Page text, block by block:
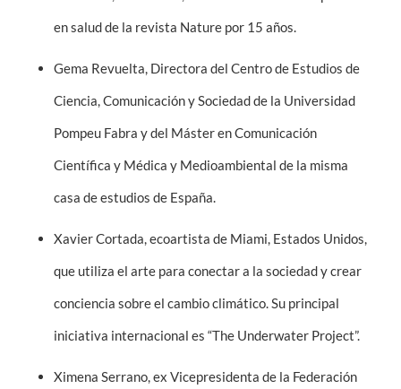
en salud de la revista Nature por 15 años.
Gema Revuelta, Directora del Centro de Estudios de
Ciencia, Comunicación y Sociedad de la Universidad
Pompeu Fabra y del Máster en Comunicación
Científica y Médica y Medioambiental de la misma
casa de estudios de España.
Xavier Cortada, ecoartista de Miami, Estados Unidos,
que utiliza el arte para conectar a la sociedad y crear
conciencia sobre el cambio climático. Su principal
iniciativa internacional es “The Underwater Project”.
Ximena Serrano, ex Vicepresidenta de la Federación